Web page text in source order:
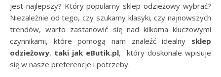
jest najlepszy? Który popularny sklep odzieżowy wybrać?
Niezależnie od tego, czy szukamy klasyki, czy najnowszych
trendów, warto zastanowić się nad kilkoma kluczowymi
czynnikami, które pomogą nam znaleźć idealny sklep
odzieżowy, taki jak eButik.pl, który doskonale wpisuje
się w nasze preferencje i potrzeby.